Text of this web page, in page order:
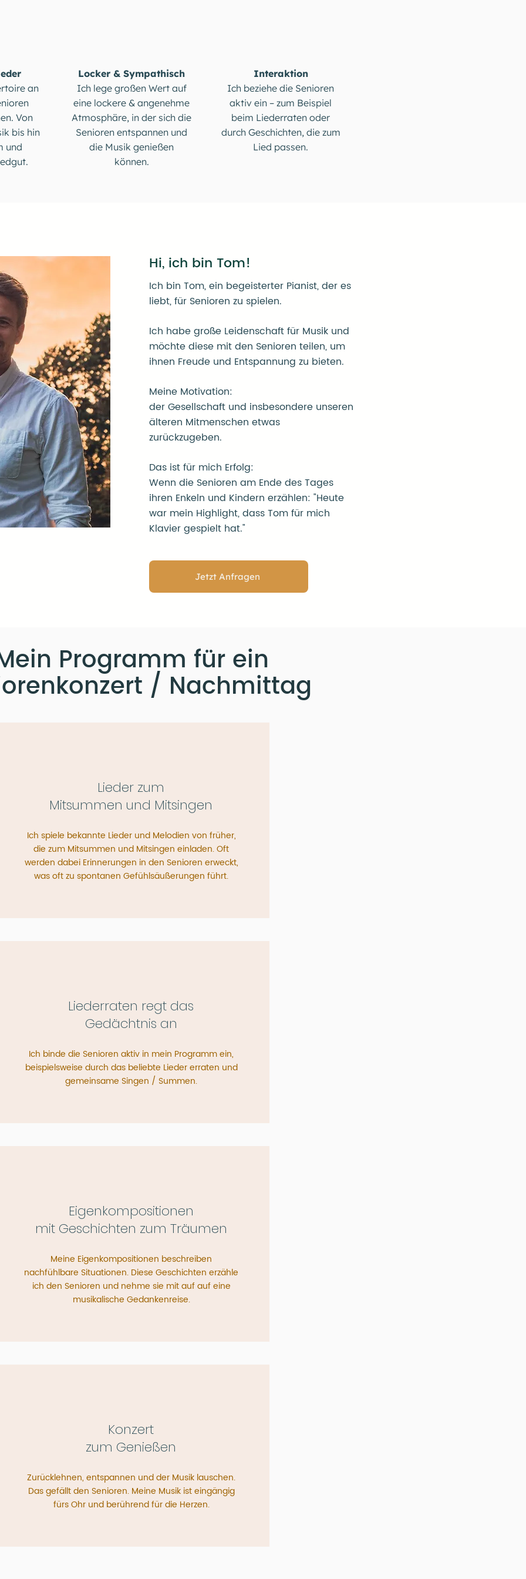
an
Von
bis hin
und
Locker & Sympathisch
Ich lege großen Wert auf
eine lockere & angenehme
Atmosphäre, in der sich die
Senioren entspannen und
die Musik genießen
können.
Interaktion
Ich beziehe die Senioren
aktiv ein – zum Beispiel
beim Liederraten oder
durch Geschichten, die zum
Lied passen.
Hi, ich bin Tom!
Ich bin Tom, ein begeisterter Pianist, der es
liebt, für Senioren zu spielen.
Ich habe große Leidenschaft für Musik und
möchte diese mit den Senioren teilen, um
ihnen Freude und Entspannung zu bieten.
Meine Motivation:
der Gesellschaft und insbesondere unseren
älteren Mitmenschen etwas
zurückzugeben.
Das ist für mich Erfolg:
Wenn die Senioren am Ende des Tages
ihren Enkeln und Kindern erzählen: "Heute
war mein Highlight, dass Tom für mich
Klavier gespielt hat."
Jetzt Anfragen
Programm für ein
/ Nachmittag
Lieder zum
Mitsummen und Mitsingen
Ich spiele bekannte Lieder und Melodien von früher,
die zum Mitsummen und Mitsingen einladen. Oft
werden dabei Erinnerungen in den Senioren erweckt,
was oft zu spontanen Gefühlsäußerungen führt.
Liederraten regt das
Gedächtnis an
Ich binde die Senioren aktiv in mein Programm ein,
beispielsweise durch das beliebte Lieder erraten und
gemeinsame Singen / Summen.
Eigenkompositionen
mit Geschichten zum Träumen
Meine Eigenkompositionen beschreiben
nachfühlbare Situationen. Diese Geschichten erzähle
ich den Senioren und nehme sie mit auf auf eine
musikalische Gedankenreise.
Konzert
zum Genießen
Zurücklehnen, entspannen und der Musik lauschen.
Das gefällt den Senioren. Meine Musik ist eingängig
fürs Ohr und berührend für die Herzen.